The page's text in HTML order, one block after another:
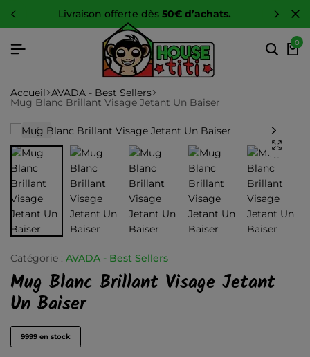
livraison offerte dès50€ d’achats.
0
Accueil AVADA - Best Sellers
Mug Blanc Brillant Visage Jetant Un Baiser
Catégorie : AVADA - Best Sellers
Mug Blanc Brillant Visage Jetant
Un Baiser
9999 en stock